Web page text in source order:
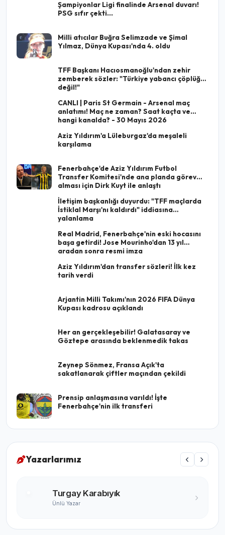
Şampiyonlar Ligi finalinde Arsenal duvarı!
PSG sıfır çekti...
Milli atıcılar Buğra Selimzade ve Şimal
Yılmaz, Dünya Kupası'nda 4. oldu
TFF Başkanı Hacıosmanoğlu'ndan zehir
zemberek sözler: "Türkiye yabancı çöplüğü
değil!"
CANLI | Paris St Germain - Arsenal maç
anlatımı! Maç ne zaman? Saat kaçta ve
hangi kanalda? - 30 Mayıs 2026
Aziz Yıldırım'a Lüleburgaz'da meşaleli
karşılama
Fenerbahçe'de Aziz Yıldırım Futbol
Transfer Komitesi'nde ana planda görev
alması için Dirk Kuyt ile anlaştı
İletişim başkanlığı duyurdu: "TFF maçlarda
İstiklal Marşı'nı kaldırdı" iddiasına
yalanlama
Real Madrid, Fenerbahçe'nin eski hocasını
başa getirdi! Jose Mourinho'dan 13 yıl
aradan sonra resmi imza
Aziz Yıldırım'dan transfer sözleri! İlk kez
tarih verdi
Arjantin Milli Takımı'nın 2026 FIFA Dünya
Kupası kadrosu açıklandı
Her an gerçekleşebilir! Galatasaray ve
Göztepe arasında beklenmedik takas
Zeynep Sönmez, Fransa Açık'ta
sakatlanarak çiftler maçından çekildi
Prensip anlaşmasına varıldı! İşte
Fenerbahçe'nin ilk transferi
Yazarlarımız
Turgay Karabıyık
Ünlü Yazar